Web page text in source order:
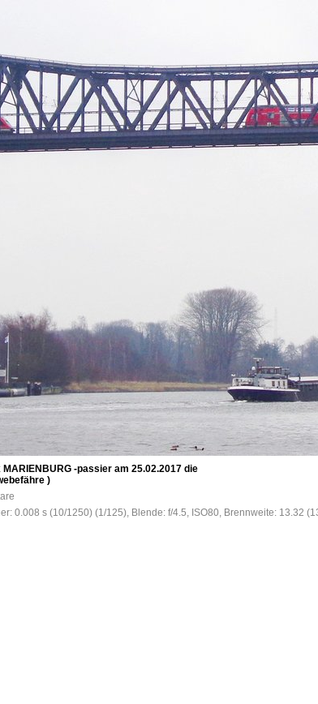
MARIENBURG -passier am 25.02.2017 die
)
0.008 s (10/1250) (1/125), Blende: f/4.5, ISO80, Brennweite: 13.32